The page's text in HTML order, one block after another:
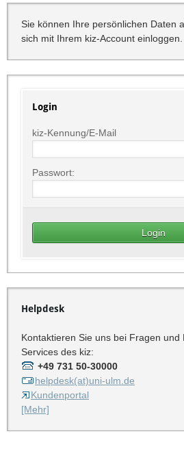
Sie können Ihre persönlichen Daten
sich mit Ihrem kiz-Account einloggen.
Login
kiz-Kennung/E-Mail
Passwort:
Helpdesk
Kontaktieren Sie uns bei Fragen und
Services des kiz:
+49 731 50-30000
helpdesk(at)uni-ulm.de
Kundenportal
[Mehr]